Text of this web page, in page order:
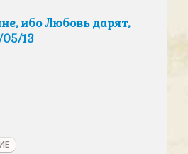
ибо Любовь дарят,
13